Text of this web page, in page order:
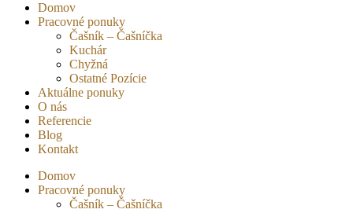
Domov
Pracovné ponuky
Čašník – Čašníčka
Kuchár
Chyžná
Ostatné Pozície
Aktuálne ponuky
O nás
Referencie
Blog
Kontakt
Domov
Pracovné ponuky
Čašník – Čašníčka